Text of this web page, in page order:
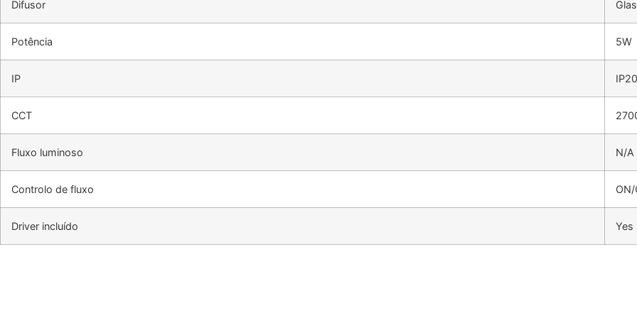
Difusor
Potência 5W
IP IP20
CCT
Fluxo luminoso N/A
Controlo de fluxo ON/
Driver incluído Yes